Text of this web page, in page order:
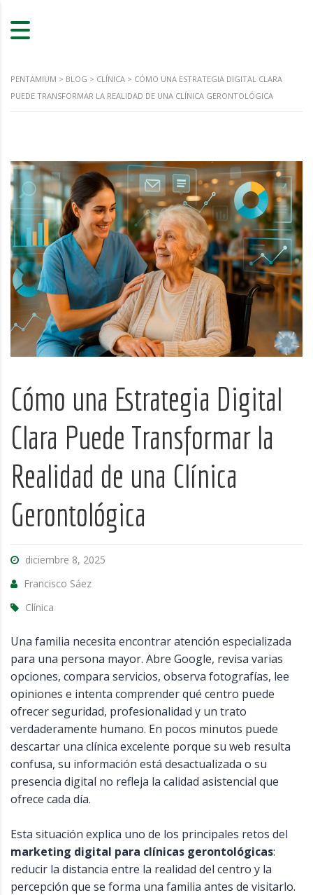
PENTAMIUM > BLOG > CLÍNICA > CÓMO UNA ESTRATEGIA DIGITAL CLARA
PUEDE TRANSFORMAR LA REALIDAD DE UNA CLÍNICA GERONTOLÓGICA
Cómo una Estrategia Digital
Clara Puede Transformar la
Realidad de una Clínica
Gerontológica
diciembre 8, 2025
Francisco Sáez
Clínica
Una familia necesita encontrar atención especializada
para una persona mayor. Abre Google, revisa varias
opciones, compara servicios, observa fotografías, lee
opiniones e intenta comprender qué centro puede
ofrecer seguridad, profesionalidad y un trato
verdaderamente humano. En pocos minutos puede
descartar una clínica excelente porque su web resulta
confusa, su información está desactualizada o su
presencia digital no refleja la calidad asistencial que
ofrece cada día.
Esta situación explica uno de los principales retos del
marketing digital para clínicas gerontológicas:
reducir la distancia entre la realidad del centro y la
percepción que se forma una familia antes de visitarlo.